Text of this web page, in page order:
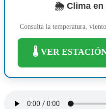
🌦️ Clima en
Consulta la temperatura,
🌡️ VER